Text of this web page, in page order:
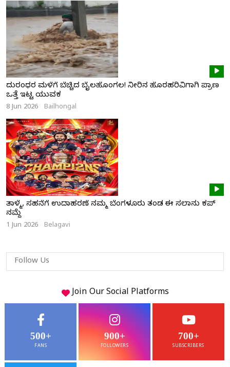
ದುರಂಧರ ಮಳೆಗೆ ಬೆಚ್ಚಿದ ಬೈಲಹೊಂಗಲ! ನೀರಿನ ಹೊರಹರಿವಿಗಾಗಿ ಪ್ರಾಣ
ಒತ್ತೆ ಇಟ್ಟ ಯುವಕ
8 Jun 2026 Bailhongal
ತಾಳ್ಮೆ, ಸಹನೆಗೆ ಉದಾಹರಣೆ ನಮ್ಮ ಬೆಂಗಳೂರು ತಂಡ ಈ ಸಲಾನು ಕಪ್
ನಮ್ದೆ
1 Jun 2026 Belagavi
Follow Us
Join Our Social Platforms
500+
FANS
900+
FOLLOWERS
700+
SUBSCRIBERS